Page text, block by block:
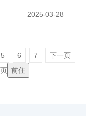
2025-03-28
5 6 7
下一页
页